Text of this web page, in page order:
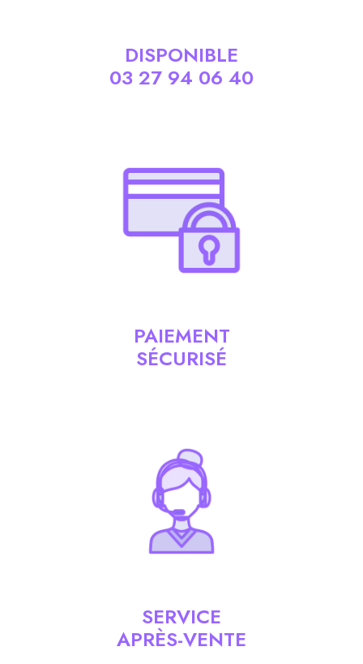
DISPONIBLE
03 27 94 06 40
PAIEMENT
SÉCURISÉ
SERVICE
APRÈS-VENTE